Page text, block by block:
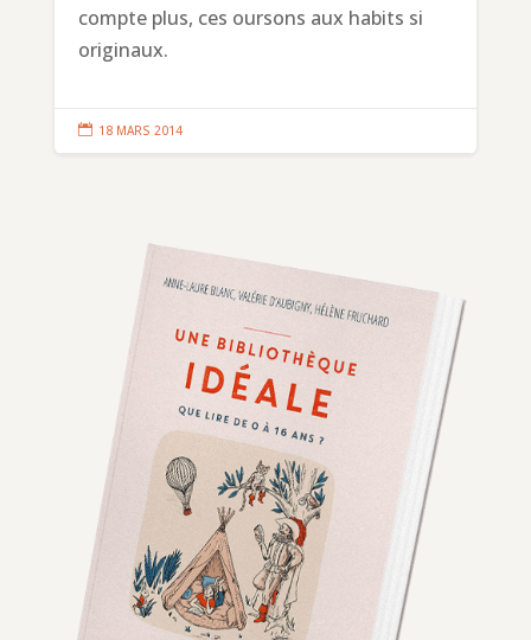
compte plus, ces oursons aux habits si
originaux.
 18 MARS 2014